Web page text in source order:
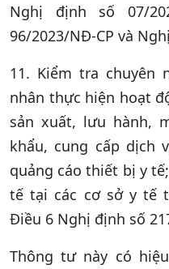
Nghị định số 07/
96/2023/NĐ-CP và
11. Kiểm tra chuyên
nhân thực hiện hoạt
sản xuất, lưu hành,
khẩu, cung cấp
quảng cáo thiết bị y
tế tại các cơ sở y tế
Điều 6 Nghị định số
Thông tư này có